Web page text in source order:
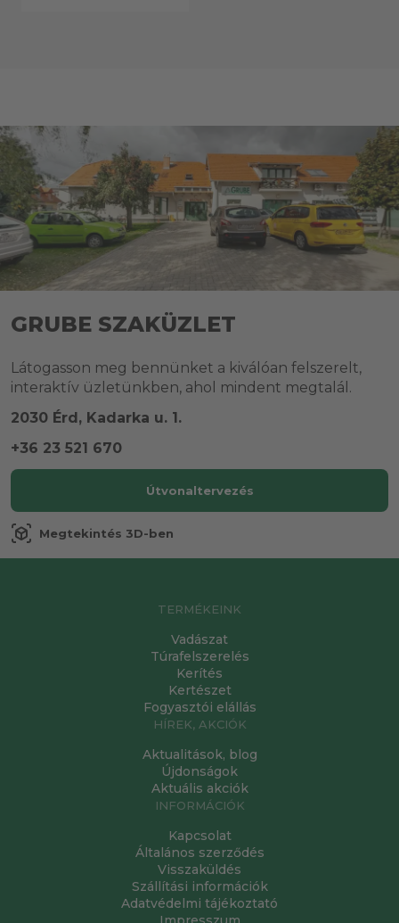
GRUBE SZAKÜZLET
Látogasson meg bennünket a kiválóan felszerelt,
interaktív üzletünkben, ahol mindent megtalál.
2030 Érd, Kadarka u. 1.
+36 23 521 670
Útvonaltervezés
view_in_ar Megtekintés 3D-ben
TERMÉKEINK
Vadászat
Túrafelszerelés
Kerítés
Kertészet
Fogyasztói elállás
HÍREK, AKCIÓK
Aktualitások, blog
Újdonságok
Aktuális akciók
INFORMÁCIÓK
Kapcsolat
Általános szerződés
Visszaküldés
Szállítási információk
Adatvédelmi tájékoztató